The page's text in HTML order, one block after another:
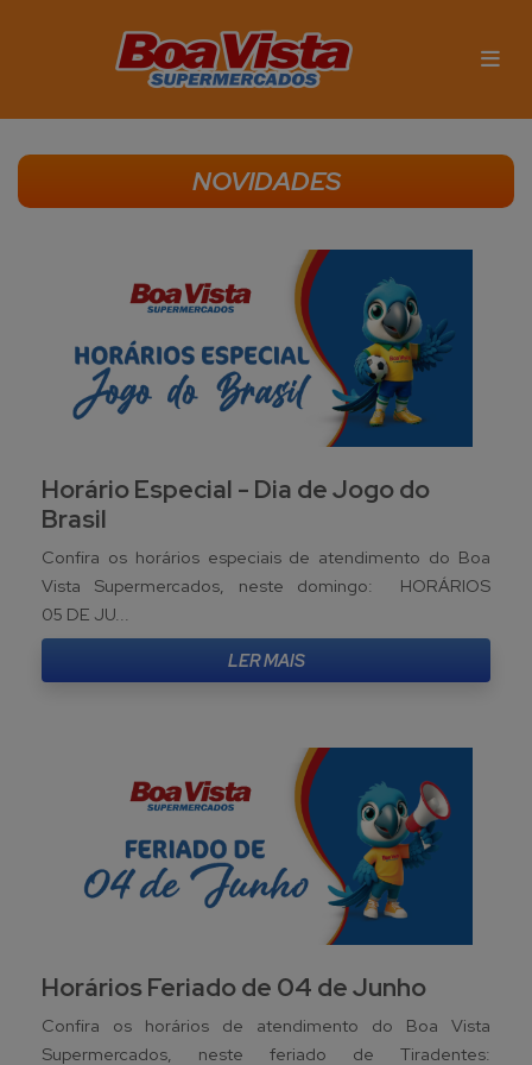
NOVIDADES
Horário Especial - Dia de Jogo do
Brasil
Confira os horários especiais de atendimento do Boa
Vista Supermercados, neste domingo: HORÁRIOS
05 DE JU...
LER MAIS
Horários Feriado de 04 de Junho
Confira os horários de atendimento do Boa Vista
Supermercados, neste feriado de Tiradentes: